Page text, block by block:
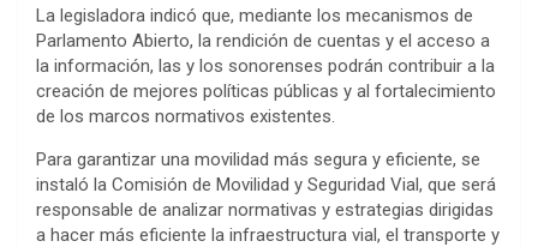
La legisladora indicó que, mediante los mecanismos de
Parlamento Abierto, la rendición de cuentas y el acceso a
la información, las y los sonorenses podrán contribuir a la
creación de mejores políticas públicas y al fortalecimiento
de los marcos normativos existentes.
Para garantizar una movilidad más segura y eficiente, se
instaló la Comisión de Movilidad y Seguridad Vial, que será
responsable de analizar normativas y estrategias dirigidas
a hacer más eficiente la infraestructura vial, el transporte y